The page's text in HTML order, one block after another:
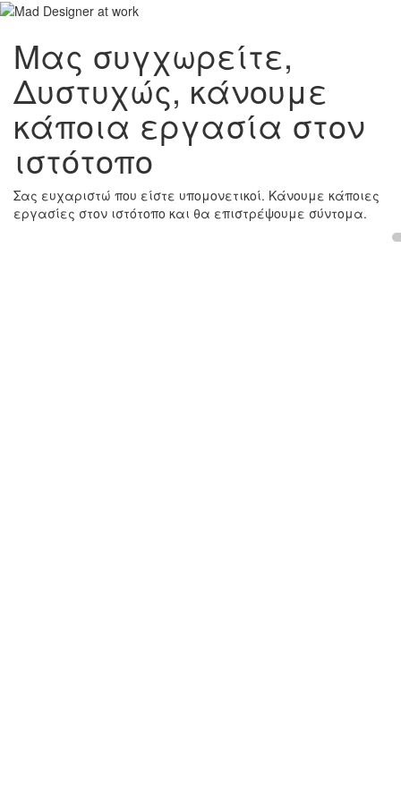
Μας συγχωρείτε,
Δυστυχώς, κάνουμε
κάποια εργασία στον
ιστότοπο
Σας ευχαριστώ που είστε υπομονετικοί. Κάνουμε κάποιες
εργασίες στον ιστότοπο και θα επιστρέψουμε σύντομα.